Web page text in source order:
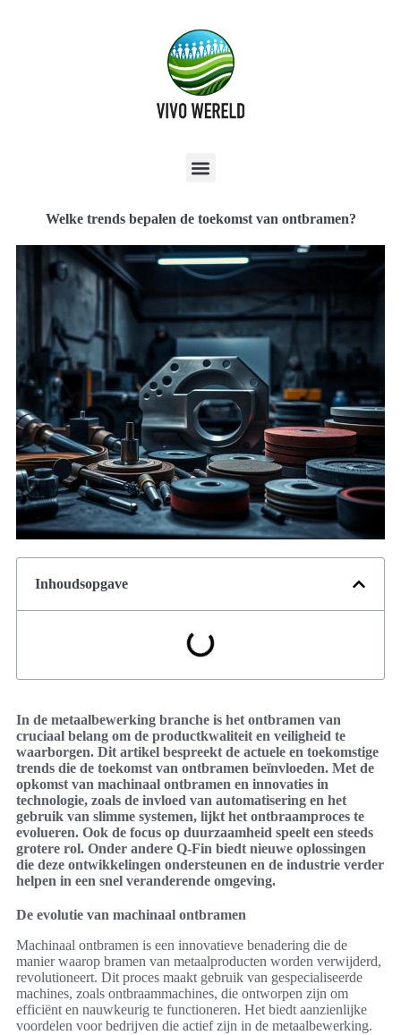
Welke trends bepalen de toekomst van ontbramen?
Inhoudsopgave
In de metaalbewerking branche is het ontbramen van
cruciaal belang om de productkwaliteit en veiligheid te
waarborgen. Dit artikel bespreekt de actuele en toekomstige
trends die de toekomst van ontbramen beïnvloeden. Met de
opkomst van machinaal ontbramen en innovaties in
technologie, zoals de invloed van automatisering en het
gebruik van slimme systemen, lijkt het ontbraamproces te
evolueren. Ook de focus op duurzaamheid speelt een steeds
grotere rol. Onder andere Q-Fin biedt nieuwe oplossingen
die deze ontwikkelingen ondersteunen en de industrie verder
helpen in een snel veranderende omgeving.
De evolutie van machinaal ontbramen
Machinaal ontbramen is een innovatieve benadering die de
manier waarop bramen van metaalproducten worden verwijderd,
revolutioneert. Dit proces maakt gebruik van gespecialiseerde
machines, zoals ontbraammachines, die ontworpen zijn om
efficiënt en nauwkeurig te functioneren. Het biedt aanzienlijke
voordelen voor bedrijven die actief zijn in de metaalbewerking.